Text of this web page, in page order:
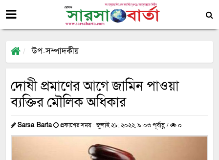
উপ-সম্পাদকীয়
দোষী প্রমাণের আগে জামিন পাওয়া
ব্যক্তির মৌলিক অধিকার
Sarsa Barta প্রকাশের সময় : জুলাই ২৮, ২০২২, ৯:০৩ পূর্বাহ্ণ / ০